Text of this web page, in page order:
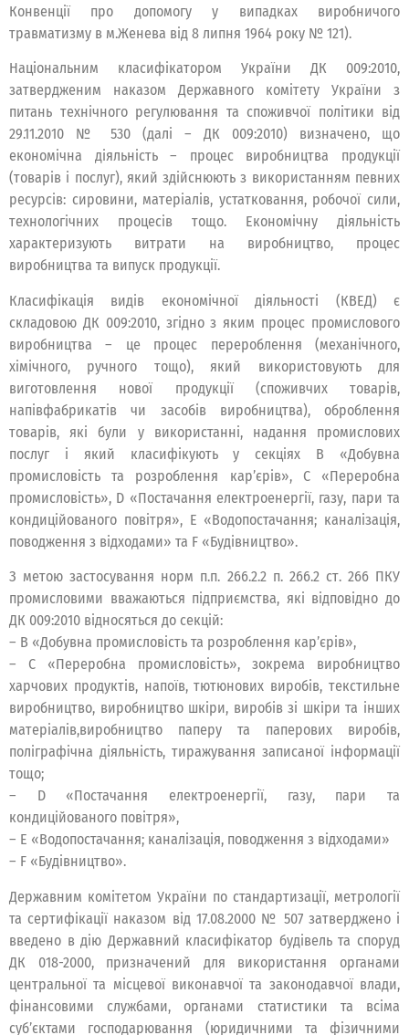
Конвенції про допомогу у випадках виробничого
травматизму в м.Женева від 8 липня 1964 року № 121).
Національним класифікатором України ДК 009:2010,
затвердженим наказом Державного комітету України з
питань технічного регулювання та споживчої політики від
29.11.2010 № 530 (далі – ДК 009:2010) визначено, що
економічна діяльність – процес виробництва продукції
(товарів і послуг), який здійснюють з використанням певних
ресурсів: сировини, матеріалів, устатковання, робочої сили,
технологічних процесів тощо. Економічну діяльність
характеризують витрати на виробництво, процес
виробництва та випуск продукції.
Класифікація видів економічної діяльності (КВЕД) є
складовою ДК 009:2010, згідно з яким процес промислового
виробництва – це процес перероблення (механічного,
хімічного, ручного тощо), який використовують для
виготовлення нової продукції (споживчих товарів,
напівфабрикатів чи засобів виробництва), оброблення
товарів, які були у використанні, надання промислових
послуг і який класифікують у секціях B «Добувна
промисловість та розроблення кар’єрів», C «Переробна
промисловість», D «Постачання електроенергії, газу, пари та
кондиційованого повітря», E «Водопостачання; каналізація,
поводження з відходами» та F «Будівництво».
З метою застосування норм п.п. 266.2.2 п. 266.2 ст. 266 ПКУ
промисловими вважаються підприємства, які відповідно до
ДК 009:2010 відносяться до секцій:
– B «Добувна промисловість та розроблення кар’єрів»,
– C «Переробна промисловість», зокрема виробництво
харчових продуктів, напоїв, тютюнових виробів, текстильне
виробництво, виробництво шкіри, виробів зі шкіри та інших
матеріалів,виробництво паперу та паперових виробів,
поліграфічна діяльність, тиражування записаної інформації
тощо;
– D «Постачання електроенергії, газу, пари та
кондиційованого повітря»,
– E «Водопостачання; каналізація, поводження з відходами»
– F «Будівництво».
Державним комітетом України по стандартизації, метрології
та сертифікації наказом від 17.08.2000 № 507 затверджено і
введено в дію Державний класифікатор будівель та споруд
ДК 018-2000, призначений для використання органами
центральної та місцевої виконавчої та законодавчої влади,
фінансовими службами, органами статистики та всіма
суб’єктами господарювання (юридичними та фізичними